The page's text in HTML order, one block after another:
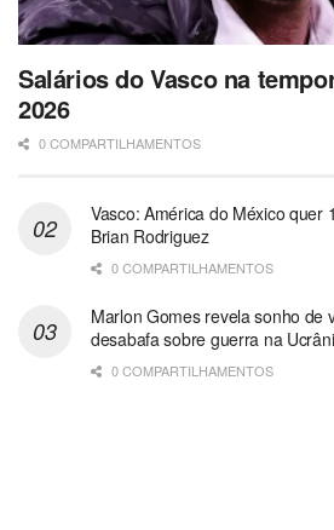
Salários do Vasco na
2026
0 COMPARTILHAMENTOS
Vasco: América do México quer
Brian Rodriguez
0 COMPARTILHAMENTOS
Marlon Gomes revela sonho de
desabafa sobre guerra na
0 COMPARTILHAMENTOS